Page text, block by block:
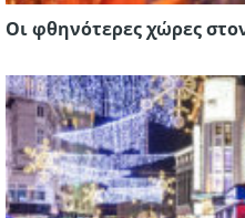
Οι φθηνότερες χώρες